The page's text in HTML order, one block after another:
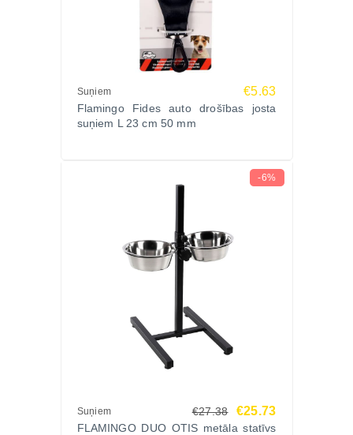
Suņiem €5.63
Flamingo Fides auto drošības josta
suņiem L 23 cm 50 mm
-6%
Suņiem €27.38 €25.73
FLAMINGO DUO OTIS metāla statīvs